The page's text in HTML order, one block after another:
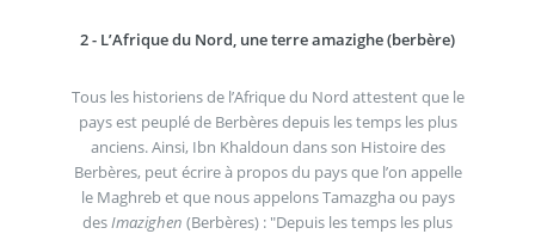
2 - L’Afrique du Nord, une terre amazighe (berbère)
Tous les historiens de l’Afrique du Nord attestent que le
pays est peuplé de Berbères depuis les temps les plus
anciens. Ainsi, Ibn Khaldoun dans son Histoire des
Berbères, peut écrire à propos du pays que l’on appelle
le Maghreb et que nous appelons Tamazgha ou pays
desImazighen (Berbères) : "Depuis les temps les plus